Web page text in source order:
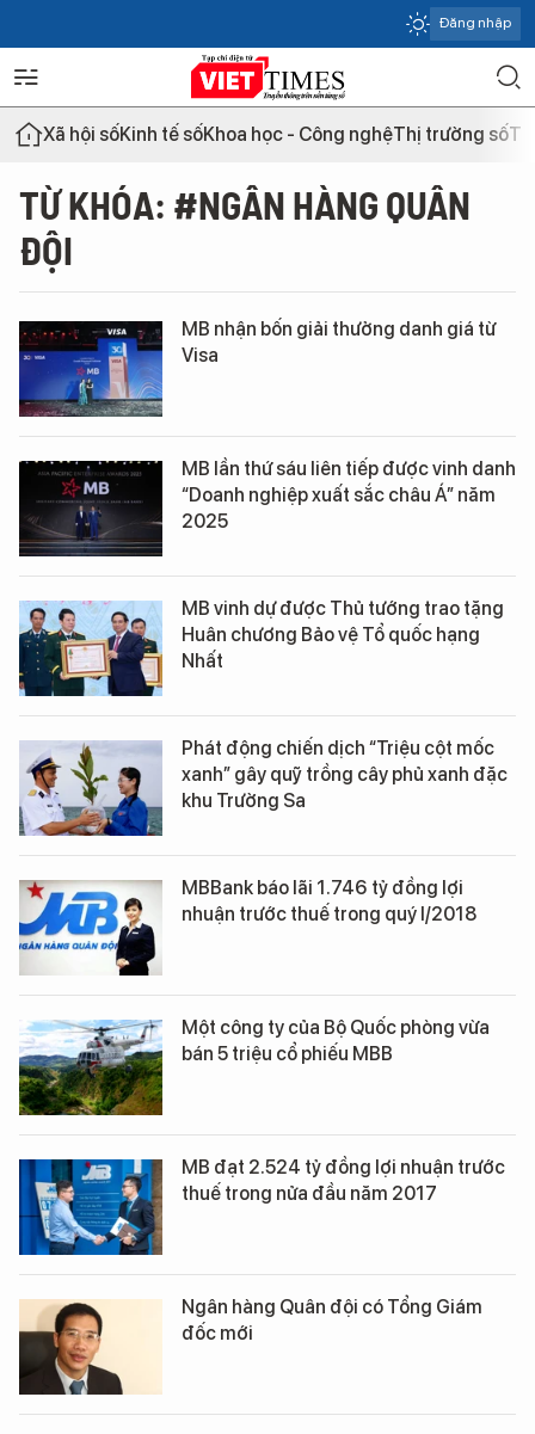
Đăng nhập
Xã hội sốKinh tế sốKhoa học - Công nghệThị trường số
TỪ KHÓA: #NGÂN HÀNG QUÂN
ĐỘI
MB nhận bốn giải thưởng danh giá từ
Visa
MB lần thứ sáu liên tiếp được vinh danh
“Doanh nghiệp xuất sắc châu Á” năm
2025
MB vinh dự được Thủ tướng trao tặng
Huân chương Bảo vệ Tổ quốc hạng
Nhất
Phát động chiến dịch “Triệu cột mốc
xanh” gây quỹ trồng cây phủ xanh đặc
khu Trường Sa
MBBank báo lãi 1.746 tỷ đồng lợi
nhuận trước thuế trong quý I/2018
Một công ty của Bộ Quốc phòng vừa
bán 5 triệu cổ phiếu MBB
MB đạt 2.524 tỷ đồng lợi nhuận trước
thuế trong nửa đầu năm 2017
Ngân hàng Quân đội có Tổng Giám
đốc mới